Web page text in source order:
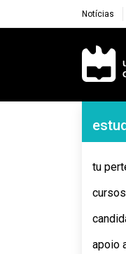
Notícias
Navegação
tu
cursos
apoio